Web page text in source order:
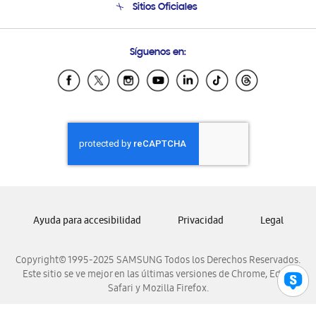
Soporte vía eMail
Sitios Oficiales
Samsung Ecuador
Samsung El Salvador
Samsung Honduras
Samsung Nicaragua
Samsung Panamá
Samsung Venezuela
Síguenos en:
Copyright© 1995-2025 SAMSUNG Todos los Derechos Reservados.
Este sitio se ve mejor en las últimas versiones de Chrome, Edge,
Safari y Mozilla Firefox.
Ayuda para accesibilidad Privacidad Legal